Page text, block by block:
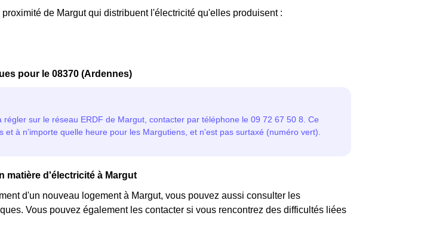
de Margut qui distribuent l'électricité qu'elles produisent :
pour le 08370 (Ardennes)
matière d'électricité à Margut
d'un nouveau logement à Margut, vous pouvez aussi consulter les
Vous pouvez également les contacter si vous rencontrez des difficultés liées